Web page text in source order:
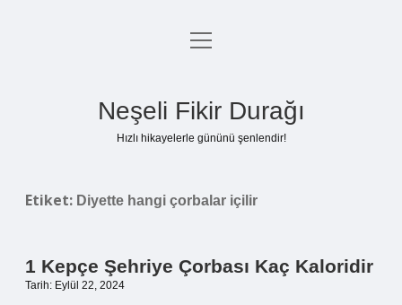
Anasayfa
menüyü
Neşeli Fikir Durağı
Hızlı hikayelerle gününü şenlendir!
Etiket: Diyette hangi çorbalar içilir
1 Kepçe Şehriye Çorbası Kaç Kaloridir
Tarih: Eylül 22, 2024